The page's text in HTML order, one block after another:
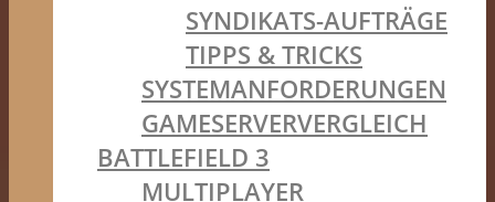
SYNDIKATS-AUFTRÄGE
TIPPS & TRICKS
SYSTEMANFORDERUNGEN
GAMESERVERVERGLEICH
BATTLEFIELD 3
MULTIPLAYER